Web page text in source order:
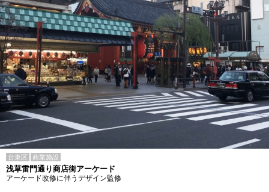
台東区 商業施設
浅草雷門通り商店街アーケード
アーケード改修に伴うデザイン監修